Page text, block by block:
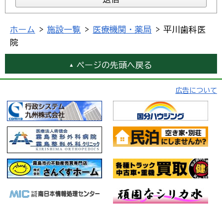
ホーム > 施設一覧 > 医療機関・薬局 > 平川歯科医
院
ページの先頭へ戻る
広告について